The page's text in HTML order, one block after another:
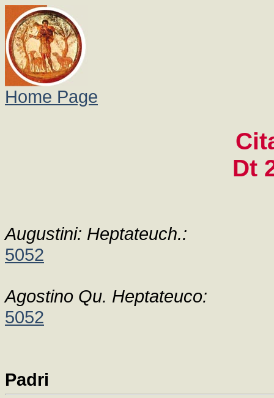
Home Page
Dt
Augustini: Heptateuch.:
5052
Agostino Qu. Heptateuco:
5052
Padri